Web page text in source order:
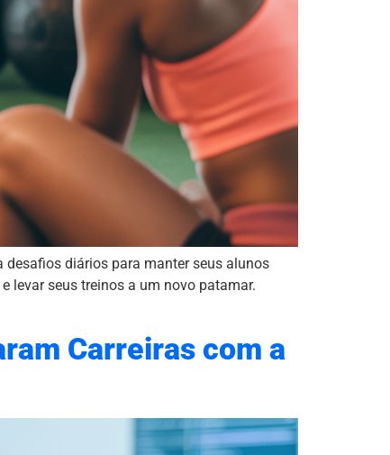
desafios diários para manter seus alunos
levar seus treinos a um novo patamar.
Carreiras com a